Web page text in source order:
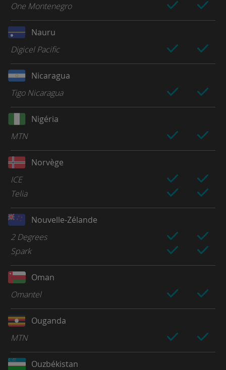
One Montenegro
Nauru
Digicel Pacific
Nicaragua
Tigo Nicaragua
Nigéria
MTN
Norvège
ICE
Telia
Nouvelle-Zélande
2 Degrees
Spark
Oman
Omantel
Ouganda
MTN
Ouzbékistan